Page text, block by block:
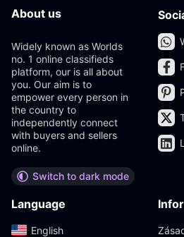
About us
Widely known as Worlds
no. 1 online classifieds
platform, our is all about
you. Our aim is to
empower every person in
the country to
independently connect
with buyers and sellers
online.
Switch to dark mode
Language
English‎